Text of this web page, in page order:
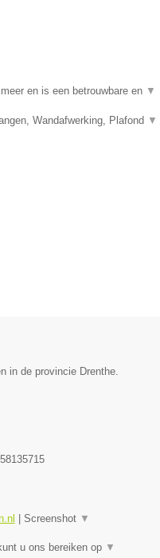
en is een betrouwbare en ▼
Wandafwerking, Plafond ▼
in de provincie Drenthe.
58135715
Screenshot ▼
u ons bereiken op ▼